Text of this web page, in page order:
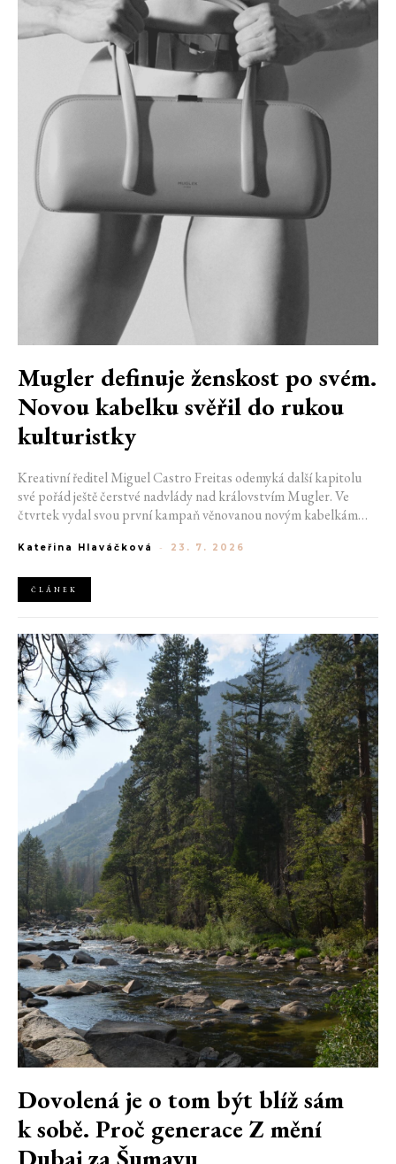
Mugler definuje ženskost po svém.
Novou kabelku svěřil do rukou
kulturistky
Kreativní ředitel Miguel Castro Freitas odemyká další kapitolu
své pořád ještě čerstvé nadvlády nad královstvím Mugler. Ve
čtvrtek vydal svou první kampaň věnovanou novým kabelkám
do módního domu dorazil. Umně mísí výrazy minulosti a dávných
Kateřina Hlaváčková - 23. 7. 2026
ČLÁNEK
Dovolená je o tom být blíž sám
k sobě. Proč generace Z mění
Dubaj za Šumavu